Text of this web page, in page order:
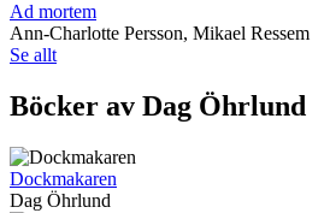
Ad mortem
Ann-Charlotte Persson, Mikael Ressem
Se allt
Böcker av Dag Öhrlund
Dockmakaren
Dag Öhrlund